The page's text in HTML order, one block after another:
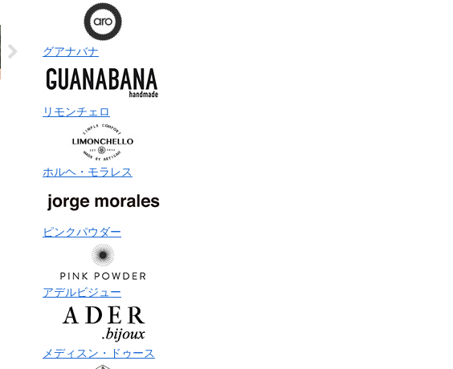
グアナバナ
リモンチェロ
ホルヘ・モラレス
ピンクパウダー
アデルビジュー
メディスン・ドゥース